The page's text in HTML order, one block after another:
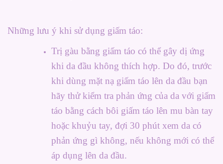
Những lưu ý khi sử dụng giấm táo:
Trị gàu bằng giấm táo có thể gây dị ứng
khi da đầu không thích hợp. Do đó, trước
khi dùng mặt nạ giấm táo lên da đầu bạn
hãy thử kiểm tra phản ứng của da với giấm
táo bằng cách bôi giấm táo lên mu bàn tay
hoặc khuỷu tay, đợi 30 phút xem da có
phản ứng gì không, nếu không mới có thể
áp dụng lên da đầu.